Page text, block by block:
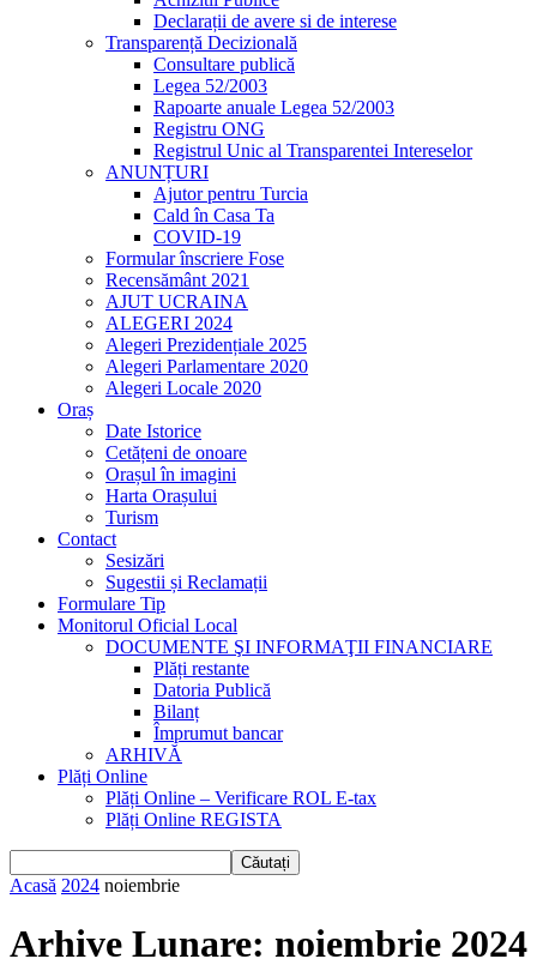
Declarații de avere si de interese
Transparență Decizională
Consultare publică
Legea 52/2003
Rapoarte anuale Legea 52/2003
Registru ONG
Registrul Unic al Transparentei Intereselor
ANUNȚURI
Ajutor pentru Turcia
Cald în Casa Ta
COVID-19
Formular înscriere Fose
Recensământ 2021
AJUT UCRAINA
ALEGERI 2024
Alegeri Prezidențiale 2025
Alegeri Parlamentare 2020
Alegeri Locale 2020
Oraș
Date Istorice
Cetățeni de onoare
Orașul în imagini
Harta Orașului
Turism
Contact
Sesizări
Sugestii și Reclamații
Formulare Tip
Monitorul Oficial Local
DOCUMENTE ŞI INFORMAŢII FINANCIARE
Plăți restante
Datoria Publică
Bilanț
Împrumut bancar
ARHIVĂ
Plăți Online
Plăți Online – Verificare ROL E-tax
Plăți Online REGISTA
Acasă 2024 noiembrie
Arhive Lunare: noiembrie 2024